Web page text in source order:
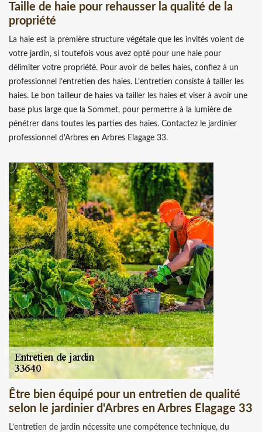
Taille de haie pour rehausser la qualité de la
propriété
La haie est la première structure végétale que les invités voient de
votre jardin, si toutefois vous avez opté pour une haie pour
délimiter votre propriété. Pour avoir de belles haies, confiez à un
professionnel l’entretien des haies. L’entretien consiste à tailler les
haies. Le bon tailleur de haies va tailler les haies et viser à avoir une
base plus large que la Sommet, pour permettre à la lumière de
pénétrer dans toutes les parties des haies. Contactez le jardinier
professionnel d'Arbres en Arbres Elagage 33.
Être bien équipé pour un entretien de qualité
selon le jardinier d'Arbres en Arbres Elagage 33
L’entretien de jardin nécessite une compétence technique, du